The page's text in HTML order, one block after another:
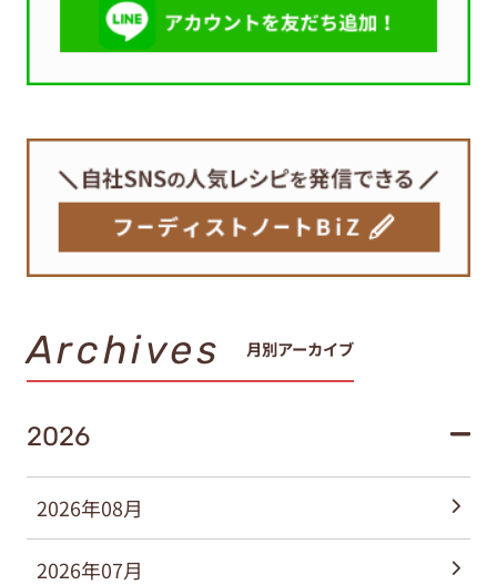
Archives 月別アーカイブ
2026
2026年08月
2026年07月